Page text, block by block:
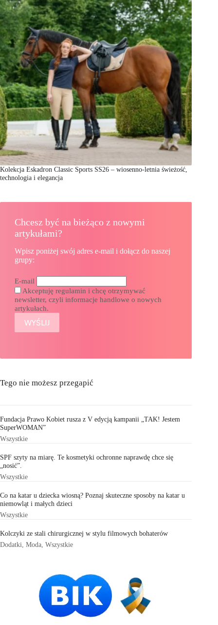
Kolekcja Eskadron Classic Sports SS26 – wiosenno-letnia świeżość,
technologia i elegancja
Chcesz być na bieżąco z nowymi
artykułami?
Wpisz poniżej swój adres e-mail i dołącz do naszej
grupy:
E-mail
Akceptuję regulamin i chcę otrzymywać
newsletter, czyli informacje handlowe o nowych
artykułach.
Tego nie możesz przegapić
Fundacja Prawo Kobiet rusza z V edycją kampanii „TAK! Jestem
SuperWOMAN”
Wszystkie
SPF szyty na miarę. Te kosmetyki ochronne naprawdę chce się
„nosić”.
Wszystkie
Co na katar u dziecka wiosną? Poznaj skuteczne sposoby na katar u
niemowląt i małych dzieci
Wszystkie
Kolczyki ze stali chirurgicznej w stylu filmowych bohaterów
Dodatki Moda Wszystkie